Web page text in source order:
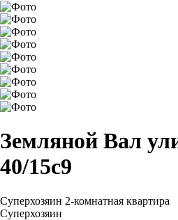
Земляной Вал
40/15с9
Суперхозяин 2-комнатная квартира
Суперхозяин